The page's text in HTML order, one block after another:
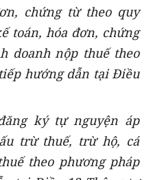
chứng từ theo quy
toán, hóa đơn, chứng
doanh nộp thuế theo
hướng dẫn tại Điều
ký tự nguyện áp
trừ thuế, trừ hộ, cá
theo phương pháp